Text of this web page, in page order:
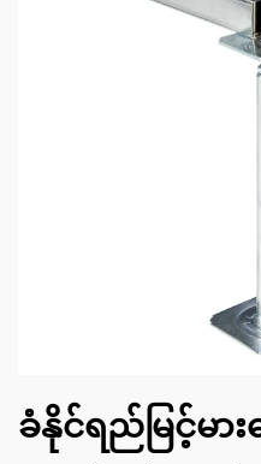
ခံနိုင်ရည်မြင့်မာ